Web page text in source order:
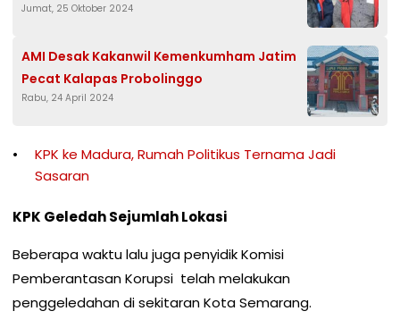
Jumat, 25 Oktober 2024
AMI Desak Kakanwil Kemenkumham Jatim
Pecat Kalapas Probolinggo
Rabu, 24 April 2024
KPK ke Madura, Rumah Politikus Ternama Jadi
Sasaran
KPK Geledah Sejumlah Lokasi
Beberapa waktu lalu juga penyidik Komisi
Pemberantasan Korupsi telah melakukan
penggeledahan di sekitaran Kota Semarang.